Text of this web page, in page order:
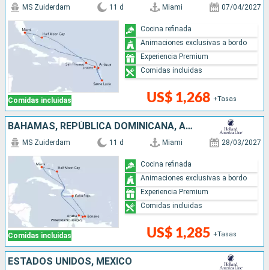
Comidas incluidas
MS Zuiderdam 11 d Miami 07/04/2027
US$ 1,268 +Tasas
Cocina refinada
Animaciones exclusivas a bordo
Experiencia Premium
Comidas incluidas
BAHAMAS, REPÚBLICA DOMINICANA, ARUBA, ESTADOS UNIDOS
Comidas incluidas
MS Zuiderdam 11 d Miami 28/03/2027
US$ 1,285 +Tasas
Cocina refinada
Animaciones exclusivas a bordo
Experiencia Premium
Comidas incluidas
ESTADOS UNIDOS, MÉXICO